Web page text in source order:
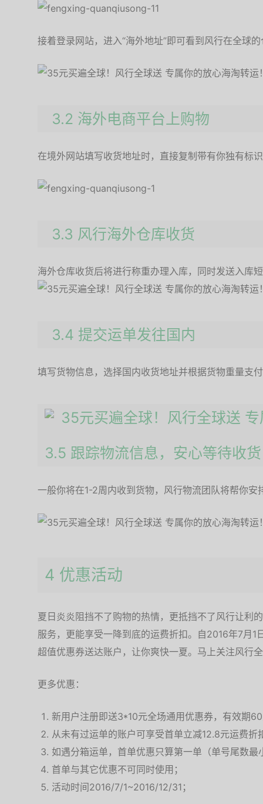
接着登录网站，进入“海外地址”即可看到风行在全球
3.2 海外电商平台上购物
在境外网站填写收货地址时，直接复制带有你独有标
3.3 风行海外仓库收货
海外仓库收货后将进行称重办理入库，同时发送入库
3.4 提交运单发往国内
填写货物信息，选择国内收货地址并根据货物重量支
3.5 跟踪物流信息，安心等待收货
一般你将在1-2周内收到货物，风行物流团队将帮你
4 优惠活动
夏日炎炎阻挡不了购物的热情，更抵挡不了风行让利
服务，更能享受一降到底的运费折扣。自2016年7月1
超值优惠券送达账户，让你爽快一夏。马上关注风行
更多优惠：
新用户注册即送3*10元全场通用优惠券，有效期
从未有过运单的账户可享受首单立减12.8元运费折
如遇分箱运单，首单优惠只算第一单（单号尾数最
首单与其它优惠不可同时使用；
活动时间2016/7/1~2016/12/31；